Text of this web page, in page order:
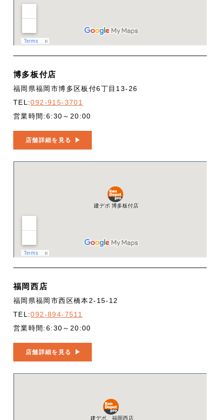
博多板付店
福岡県福岡市博多区板付6丁目13-26
TEL:092-915-3701
営業時間:6:30～20:00
店舗詳細を見る
福岡西店
福岡県福岡市西区橋本2-15-12
TEL:092-894-7511
営業時間:6:30～20:00
店舗詳細を見る